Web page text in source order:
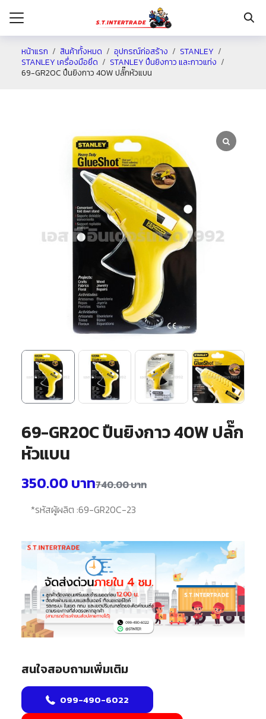
หน้าแรก สินค้าทั้งหมด อุปกรณ์ก่อสร้าง
STANLEY
STANLEY เครื่องมือยึด
STANLEY ปืนยิงกาว และกาวแท่ง
69-GR20C ปืนยิงกาว 40W ปลั๊กหัวแบน
69-GR20C ปืนยิงกาว 40W ปลั๊ก
หัวแบน
740.00บาท
350.00 บาท
*รหัสผู้ผลิต :69-GR20C-23
สนใจสอบถามเพิ่มเติม
099-490-6022